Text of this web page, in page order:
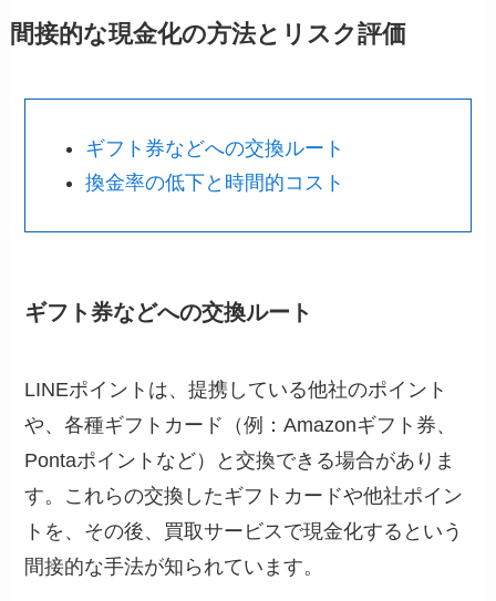
間接的な現金化の方法とリスク評価
ギフト券などへの交換ルート
換金率の低下と時間的コスト
ギフト券などへの交換ルート
LINEポイントは、提携している他社のポイント
や、各種ギフトカード（例：Amazonギフト券、
Pontaポイントなど）と交換できる場合がありま
す。これらの交換したギフトカードや他社ポイン
トを、その後、買取サービスで現金化するという
間接的な手法が知られています。